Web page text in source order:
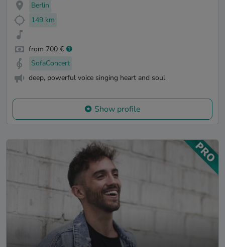
Berlin
149 km
from 700 €
SofaConcert
deep, powerful voice singing heart and soul
Show profile